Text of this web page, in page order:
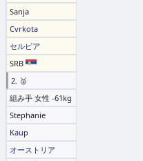
Sanja
Cvrkota
セルビア
SRB
2. 🥈
組み手 女性 -61kg
Stephanie
Kaup
オーストリア